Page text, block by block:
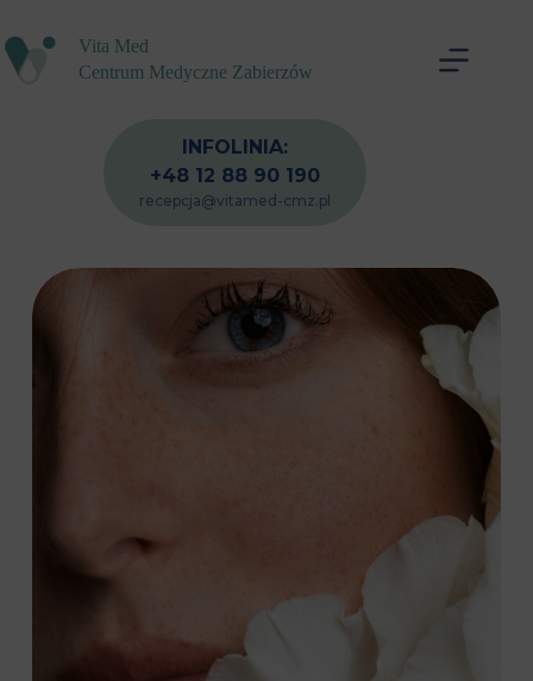
treści
Vita Med
Centrum Medyczne Zabierzów
INFOLINIA:
+48 12 88 90 190
recepcja@vitamed-cmz.pl